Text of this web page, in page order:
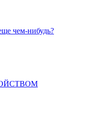
чем-нибудь?